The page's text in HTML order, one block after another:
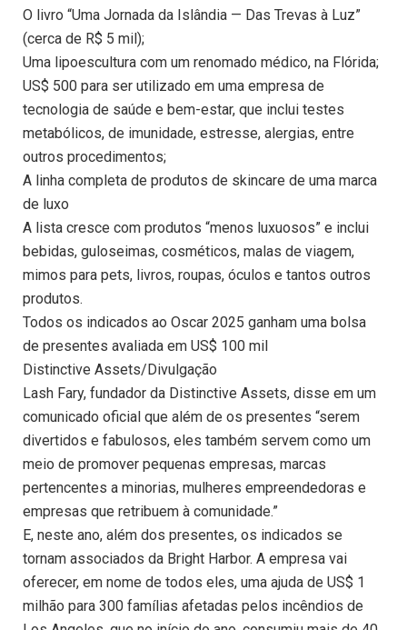
O livro “Uma Jornada da Islândia — Das Trevas à Luz”
(cerca de R$ 5 mil);
Uma lipoescultura com um renomado médico, na Flórida;
US$ 500 para ser utilizado em uma empresa de
tecnologia de saúde e bem-estar, que inclui testes
metabólicos, de imunidade, estresse, alergias, entre
outros procedimentos;
A linha completa de produtos de skincare de uma marca
de luxo
A lista cresce com produtos “menos luxuosos” e inclui
bebidas, guloseimas, cosméticos, malas de viagem,
mimos para pets, livros, roupas, óculos e tantos outros
produtos.
Todos os indicados ao Oscar 2025 ganham uma bolsa
de presentes avaliada em US$ 100 mil
Distinctive Assets/Divulgação
Lash Fary, fundador da Distinctive Assets, disse em um
comunicado oficial que além de os presentes “serem
divertidos e fabulosos, eles também servem como um
meio de promover pequenas empresas, marcas
pertencentes a minorias, mulheres empreendedoras e
empresas que retribuem à comunidade.”
E, neste ano, além dos presentes, os indicados se
tornam associados da Bright Harbor. A empresa vai
oferecer, em nome de todos eles, uma ajuda de US$ 1
milhão para 300 famílias afetadas pelos incêndios de